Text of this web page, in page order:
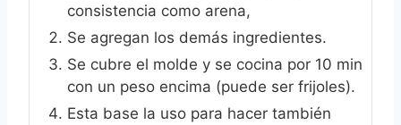
consistencia como arena,
Se agregan los demás ingredientes.
Se cubre el molde y se cocina por 10 min
con un peso encima (puede ser frijoles).
Esta base la uso para hacer también